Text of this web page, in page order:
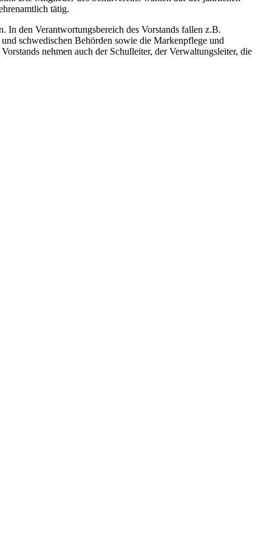
tätig.
In den Verantwortungsbereich des Vorstands fallen z.B.
schwedischen Behörden sowie die Markenpflege und
nehmen auch der Schulleiter, der Verwaltungsleiter, die